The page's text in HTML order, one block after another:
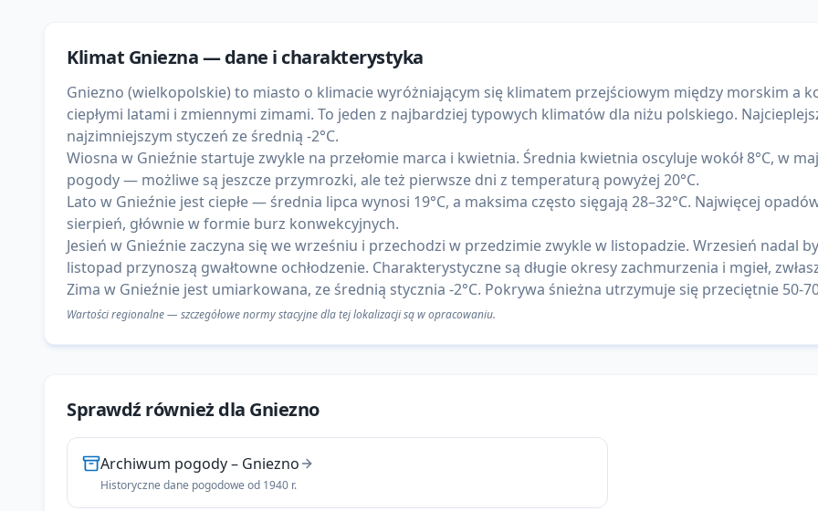
Klimat Gniezna— dane i charakterystyka
Gniezno (wielkopolskie) to miasto o klimacie wyróżniającym się klimatem przejściowym między morskim a
ciepłymi latami i zmiennymi zimami. To jeden z najbardziej typowych klimatów dla niżu polskiego.
najzimniejszym styczeń ze średnią -2°C.
Wiosna w Gnieźnie startuje zwykle na przełomie marca i kwietnia. Średnia kwietnia oscyluje wokół 8°C, w
pogody — możliwe są jeszcze przymrozki, ale też pierwsze dni z temperaturą powyżej 20°C.
Lato w Gnieźnie jest ciepłe — średnia lipca wynosi 19°C, a maksima często sięgają 28–32°C. Najwięcej
sierpień, głównie w formie burz konwekcyjnych.
Jesień w Gnieźnie zaczyna się we wrześniu i przechodzi w przedzimie zwykle w listopadzie. Wrzesień nadal
listopad przynoszą gwałtowne ochłodzenie. Charakterystyczne są długie okresy zachmurzenia i mgieł,
Zima w Gnieźnie jest umiarkowana, ze średnią stycznia -2°C. Pokrywa śnieżna utrzymuje się przeciętnie 50-
Wartości regionalne — szczegółowe normy stacyjne dla tej lokalizacji są w opracowaniu.
Sprawdź również dla Gniezno
Archiwum pogody– Gniezno
Historyczne dane pogodowe od 1940 r.